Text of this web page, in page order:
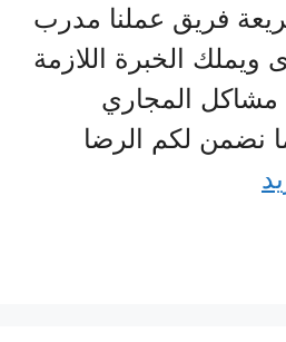
فريق عملنا مدرب
الخبرة اللازمة
مشاكل المجاري
نضمن لكم الرضا